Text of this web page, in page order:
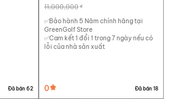
Đã bán 62
11,000,000 đ
✅Bảo hành 5 Năm chính hãng tại
GreenGolf Store
✅Cam kết 1 đổi 1 trong 7 ngày nếu có
lỗi của nhà sản xuất
0 Đã bán 18